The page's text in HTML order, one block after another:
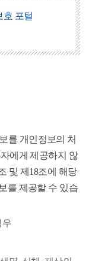
호 포털
를 개인정보의 처
에게 제공하지 않
및 제18조에 해당
를 제공할 수 있습
우